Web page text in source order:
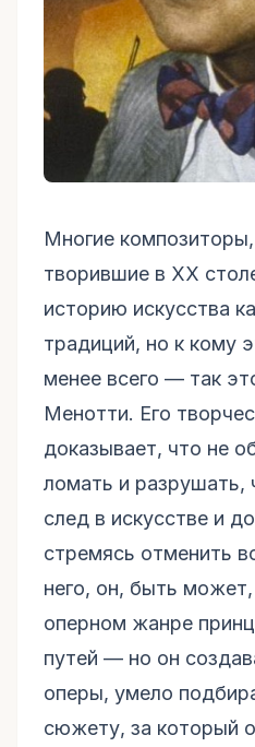
Многие
творившие в ХХ
историю искусства
традиций, но к кому
менее всего — так
Менотти. Его
доказывает, что не
ломать и разрушать,
след в искусстве и
стремясь отменить
него, он, быть
оперном жанре
путей — но он
оперы, умело
сюжету, за который